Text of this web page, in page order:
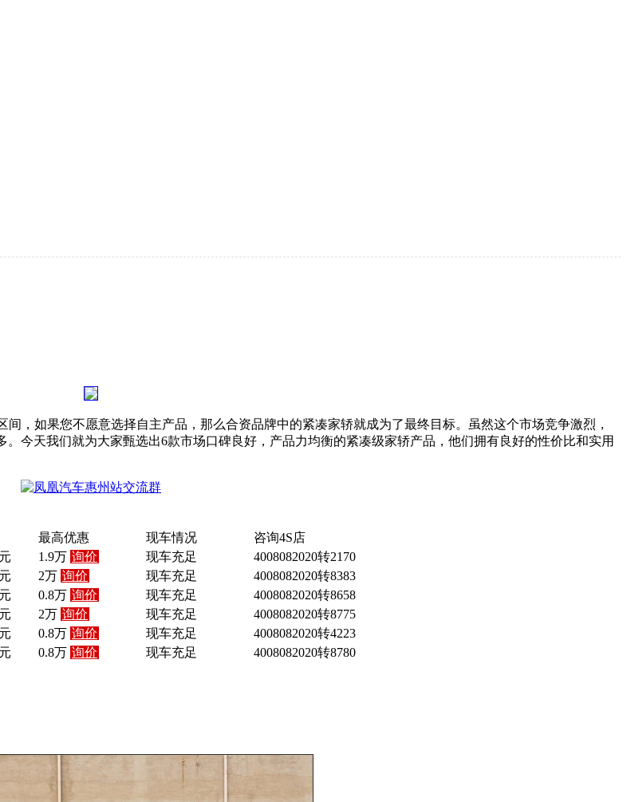
，如果您不愿意选择自主产品，那么合资品牌中的紧凑家轿就成为了最终目标。虽然这个市场竞争激烈，
今天我们就为大家甄选出6款市场口碑良好，产品力均衡的紧凑级家轿产品，他们拥有良好的性价比和实用
最高优惠 现车情况
咨询4S店
1.9万 询价 现车充足
4008082020转2170
2万 询价 现车充足
4008082020转8383
0.8万 询价 现车充足
4008082020转8658
2万 询价 现车充足
4008082020转8775
0.8万 询价 现车充足
4008082020转4223
0.8万 询价 现车充足
4008082020转8780